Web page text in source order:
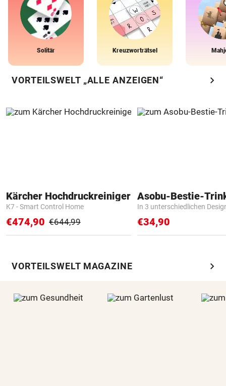
Solitär Kreuzworträtsel
VORTEILSWELT „ALLE ANZEIGEN“ chevron_right
Kärcher Hochdruckreiniger
K7 - Smart Control Home
€474,90 €644,99
Asobu-Bestie-
In 3 unterschiedlichen
€34,90
VORTEILSWELT MAGAZINE chevron_right